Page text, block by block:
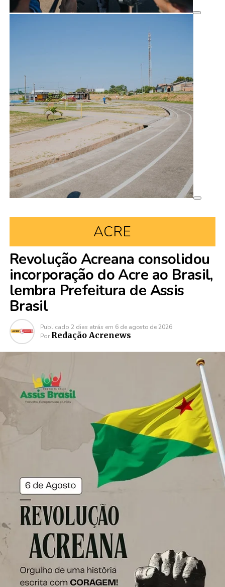
ACRE
Revolução Acreana consolidou
incorporação do Acre ao Brasil,
lembra Prefeitura de Assis
Brasil
Publicado 2 dias atrás em 6 de agosto de 2026
Por Redação Acrenews